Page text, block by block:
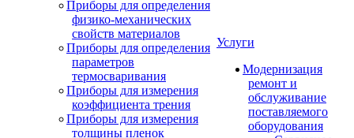
Приборы для определения
физико-механических
свойств материалов
Приборы для определения
параметров
термосваривания
Приборы для измерения
коэффициента трения
Приборы для измерения
толщины пленок
Услуги
Модернизация
ремонт и
обслуживание
поставляемого
оборудования